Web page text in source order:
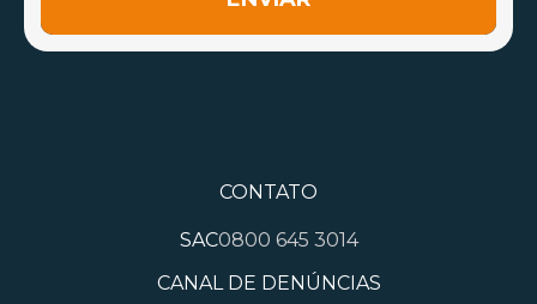
CONTATO
SAC0800 645 3014
CANAL DE DENÚNCIAS